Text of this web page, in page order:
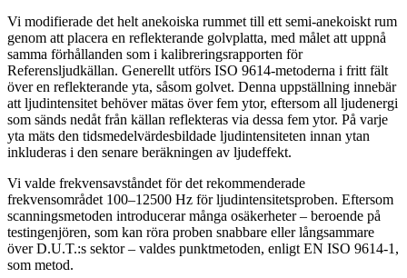
Vi modifierade det helt anekoiska rummet till ett semi-anekoiskt rum
genom att placera en reflekterande golvplatta, med målet att uppnå
samma förhållanden som i kalibreringsrapporten för
Referensljudkällan. Generellt utförs ISO 9614-metoderna i fritt fält
över en reflekterande yta, såsom golvet. Denna uppställning innebär
att ljudintensitet behöver mätas över fem ytor, eftersom all ljudenergi
som sänds nedåt från källan reflekteras via dessa fem ytor. På varje
yta mäts den tidsmedelvärdesbildade ljudintensiteten innan ytan
inkluderas i den senare beräkningen av ljudeffekt.
Vi valde frekvensavståndet för det rekommenderade
frekvensområdet 100–12500 Hz för ljudintensitetsproben. Eftersom
scanningsmetoden introducerar många osäkerheter – beroende på
testingenjören, som kan röra proben snabbare eller långsammare
över D.U.T.:s sektor – valdes punktmetoden, enligt EN ISO 9614-1,
som metod.